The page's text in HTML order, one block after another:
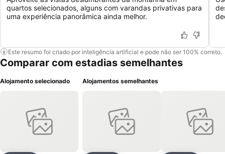
quartos selecionados, alguns com varandas privativas para
uma experiência panorâmica ainda melhor.
Este resumo foi criado por inteligência artificial e pode não ser 100% correto.
Comparar com estadias semelhantes
Alojamento selecionado Alojamentos semelhantes